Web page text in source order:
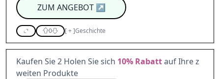
ZUM ANGEBOT↗
0 [+]Geschichte
Kaufen Sie 2 Holen Sie sich 10% Rabattauf Ihre z
weiten Produkte